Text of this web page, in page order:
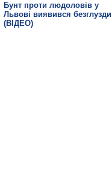
Бунт проти людоловів у
Львові виявився
(ВІДЕО)